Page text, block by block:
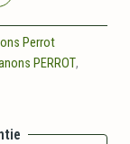
Perrot
PERROT,